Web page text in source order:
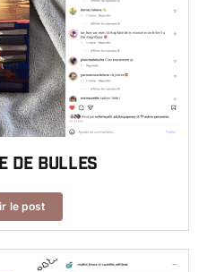
de Bulles
le post